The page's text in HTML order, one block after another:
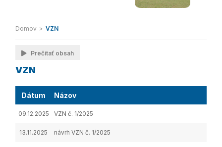
Domov > VZN
Prečítať obsah
VZN
Dátum Názov
09.12.2025 VZN č. 1/2025
13.11.2025 návrh VZN č. 1/2025